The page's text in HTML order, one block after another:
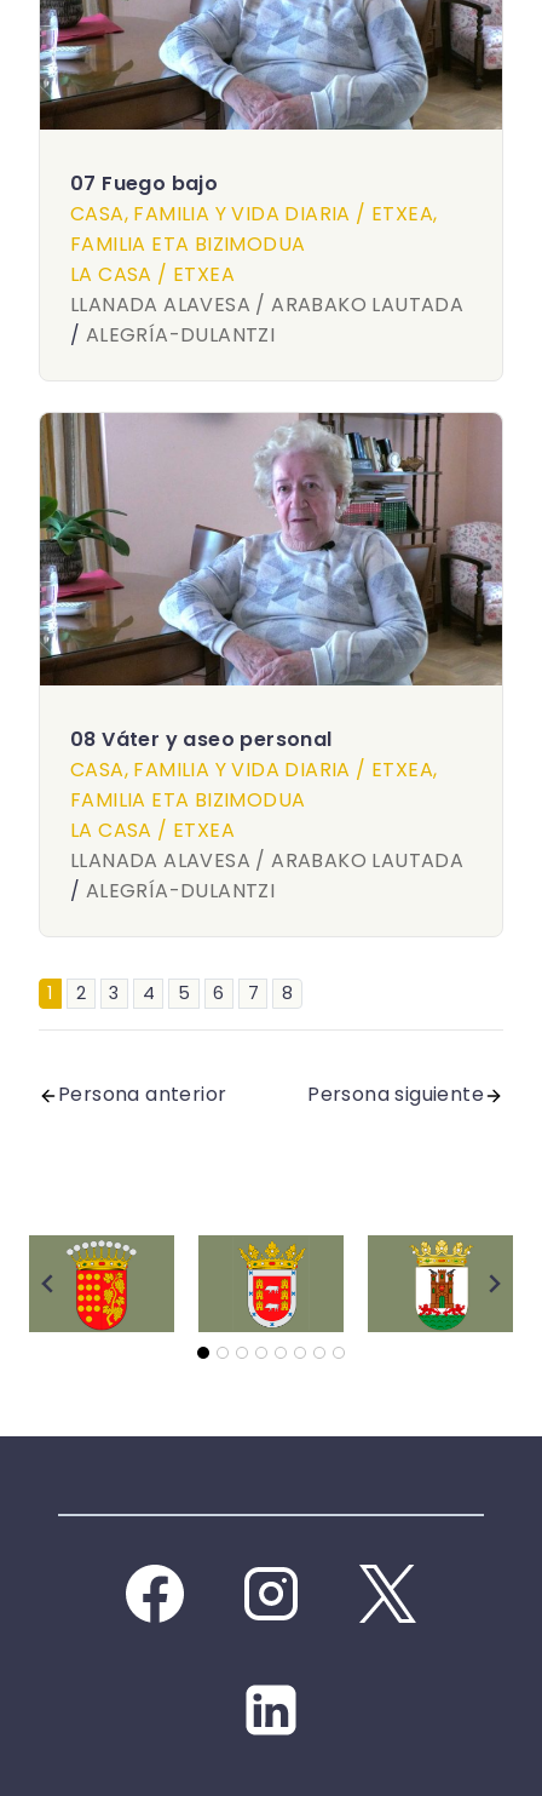
07 Fuego bajo
CASA, FAMILIA Y VIDA DIARIA / ETXEA,
FAMILIA ETA BIZIMODUA
LA CASA / ETXEA
LLANADA ALAVESA / ARABAKO LAUTADA
/ ALEGRÍA-DULANTZI
08 Váter y aseo personal
CASA, FAMILIA Y VIDA DIARIA / ETXEA,
FAMILIA ETA BIZIMODUA
LA CASA / ETXEA
LLANADA ALAVESA / ARABAKO LAUTADA
/ ALEGRÍA-DULANTZI
1 2 3 4 5 6 7 8
Persona anterior Persona siguiente